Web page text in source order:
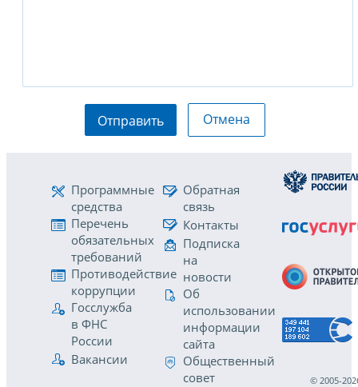
Отправить Отмена
Программные
средства
Перечень
обязательных
требований
Противодействие
коррупции
Госслужба
в ФНС
России
Вакансии
Обратная
связь
Контакты
Подписка
на
новости
Об
использовании
информации
сайта
Общественный
совет
© 2005-